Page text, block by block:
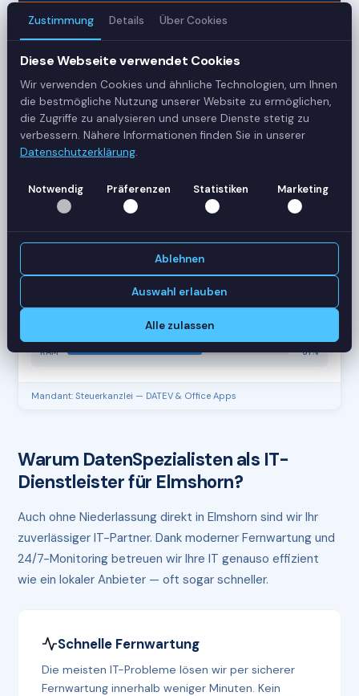
Server
42
Status
CPU
62%
RAM
61%
Mandant: Steuerkanzlei — DATEV & Office Apps
Warum DatenSpezialisten als IT-
Dienstleister für Elmshorn?
Auch ohne Niederlassung direkt in Elmshorn sind wir Ihr
zuverlässiger IT-Partner. Dank moderner Fernwartung und
24/7-Monitoring betreuen wir Ihre IT genauso effizient
wie ein lokaler Anbieter — oft sogar schneller.
Schnelle Fernwartung
Die meisten IT-Probleme lösen wir per sicherer
Fernwartung innerhalb weniger Minuten. Kein
Zustimmung Details Über Cookies
Diese Webseite verwendet Cookies
Wir verwenden Cookies und ähnliche Technologien, um Ihnen
die bestmögliche Nutzung unserer Website zu ermöglichen,
die Zugriffe zu analysieren und unsere Dienste stetig zu
verbessern. Nähere Informationen finden Sie in unserer
Datenschutzerklärung.
Notwendig Präferenzen Statistiken Marketing
Ablehnen
Auswahl erlauben
Alle zulassen